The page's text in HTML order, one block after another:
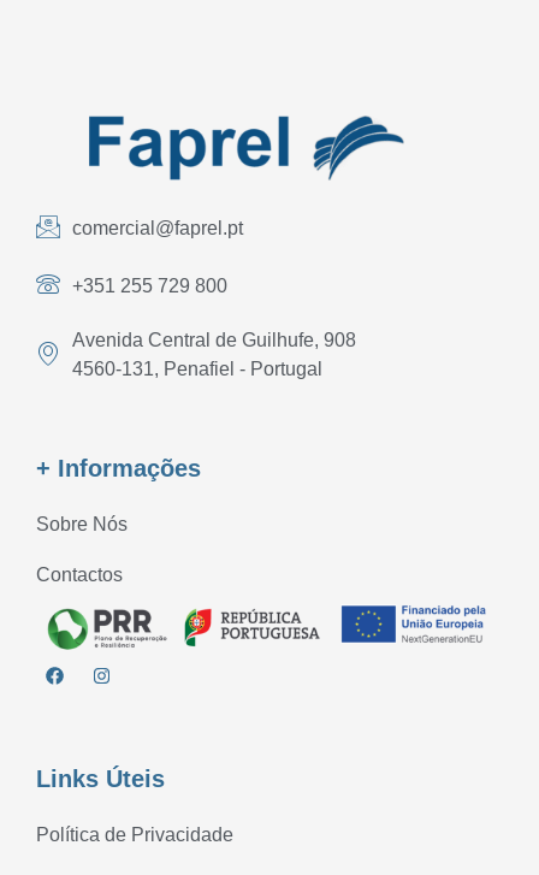
comercial@faprel.pt
+351 255 729 800
Avenida Central de Guilhufe, 908
4560-131, Penafiel - Portugal
+ Informações
Sobre Nós
Contactos
Links Úteis
Política de Privacidade